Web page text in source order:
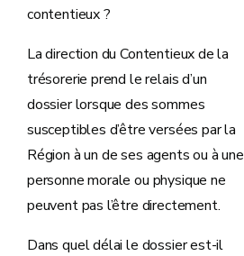
contentieux ?
La direction du Contentieux de la
trésorerie prend le relais d’un
dossier lorsque des sommes
susceptibles d’être versées par la
Région à un de ses agents ou à une
personne morale ou physique ne
peuvent pas l’être directement.
Dans quel délai le dossier est-il